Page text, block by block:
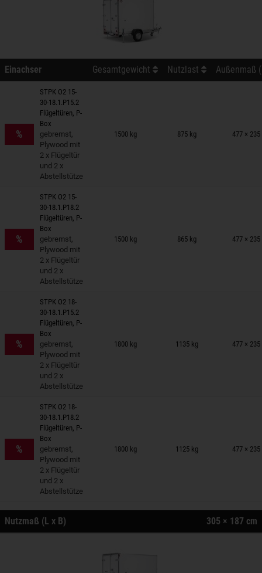
Einachser Gesamtgewicht Nutzlast Außenmaß
%
STPK O2 15-
30-18.1.P15.2
Flügeltüren, P-
Box
gebremst,
Plywood mit
2 x Flügeltür
und 2 x
Abstellstütze
1500 kg 875 kg 477 ×
auf Merkzettel
%
STPK O2 15-
30-18.1.P18.2
Flügeltüren, P-
Box
gebremst,
Plywood mit
2 x Flügeltür
und 2 x
Abstellstütze
1500 kg 865 kg 477 ×
auf Merkzettel
%
STPK O2 18-
30-18.1.P15.2
Flügeltüren, P-
Box
gebremst,
Plywood mit
2 x Flügeltür
und 2 x
Abstellstütze
1800 kg 1135 kg 477 ×
auf Merkzettel
%
STPK O2 18-
30-18.1.P18.2
Flügeltüren, P-
Box
gebremst,
Plywood mit
2 x Flügeltür
und 2 x
Abstellstütze
1800 kg 1125 kg 477 ×
auf Merkzettel
Nutzmaß (L x B) 305 × 187 cm